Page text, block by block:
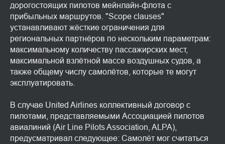
дорогостоящих пилотов мейнлайн-флота с
прибыльных маршрутов. "Scope clauses"
устанавливают жёсткие ограничения для
региональных партнёров по нескольким параметрам:
максимальному количеству пассажирских мест,
максимальной взлётной массе воздушных судов, а
также общему числу самолётов, которые те могут
эксплуатировать.
В случае United Airlines коллективный договор с
пилотами, представляемыми Ассоциацией пилотов
авиалиний (Air Line Pilots Association, ALPA),
предусматривал следующее: Самолёт мог считаться